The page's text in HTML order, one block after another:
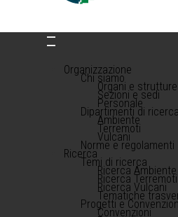
Organizzazione
Chi siamo
Organi e strutture
Sezioni e sedi
Personale
Dipartimenti di ricerca
Ambiente
Terremoti
Vulcani
Norme e regolamenti
Ricerca
Temi di ricerca
Ricerca Ambiente
Ricerca Terremoti
Ricerca Vulcani
Tematiche
Progetti e
Convenzioni